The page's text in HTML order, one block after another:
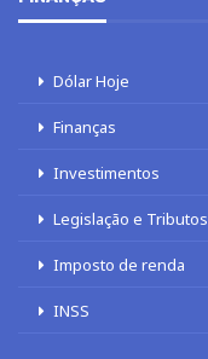
Dólar Hoje
Finanças
Investimentos
Legislação e Tributos
Imposto de renda
INSS